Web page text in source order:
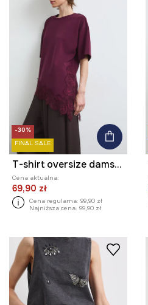
-30%
FINAL SALE
T-shirt oversize damski z modalem
Cena aktualna:
69,90 zł
Cena regularna: 99,90 zł
Najniższa cena: 99,90 zł